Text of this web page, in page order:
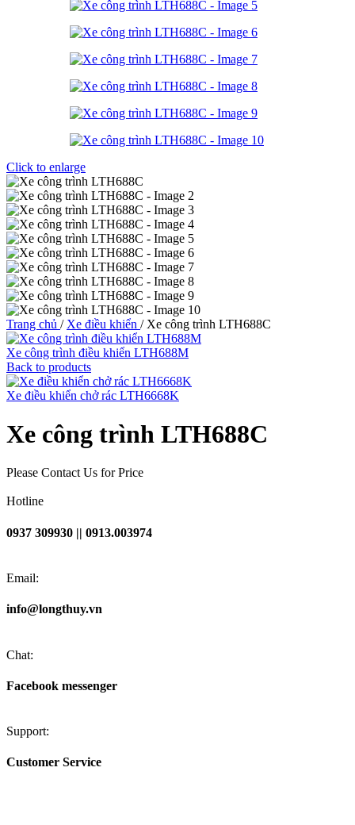
Click to enlarge
Trang chủ / Xe điều khiển / Xe công trình LTH688C
Xe công trình điều khiển LTH688M
Back to products
Xe điều khiển chở rác LTH6668K
Xe công trình LTH688C
Please Contact Us for Price
Hotline
0937 309930 || 0913.003974
Email:
info@longthuy.vn
Chat:
Facebook messenger
Support:
Customer Service